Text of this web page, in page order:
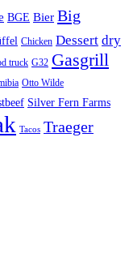
BGE Bier Big
Chicken Dessert dry
truck G32 Gasgrill
Otto Wilde
Silver Fern Farms
Tacos Traeger